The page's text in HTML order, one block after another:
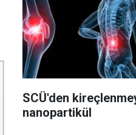
SCÜ'den
nanopartikül